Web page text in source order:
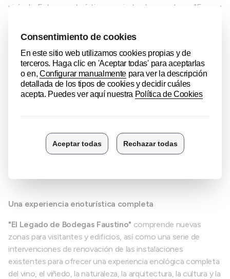
vinícola. Esta característica convierte al proyecto en "Energy
autosostenible energéticamente.
El edificio está catalogado como "Planeta 1.0", lo cual
significa que, gracias a la naturaleza que lo rodea, las
emisiones de carbono son absorbidas de forma natural por
las plantaciones exteriores y los recursos del ecosistema.
La reubicación de la entrada principal al norte del recinto
crea una nueva experiencia para el visitante, haciendo que el
suave sendero conduce al nuevo centro de visitantes,
fusionando vino, viñedo, naturaleza, arquitectura, cultura y
Una experiencia enoturística completa
"El Legado de Bodegas Faustino" comprende nuevas
zonas para visitantes y edificios, así como una serie de
intervenciones de renovación de las instalaciones
existentes para ofrecer una experiencia enológica completa
del vino, el viñedo, la naturaleza, la arquitectura, la cultura y la